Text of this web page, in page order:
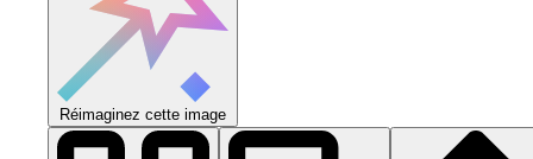
Réimaginez cette image